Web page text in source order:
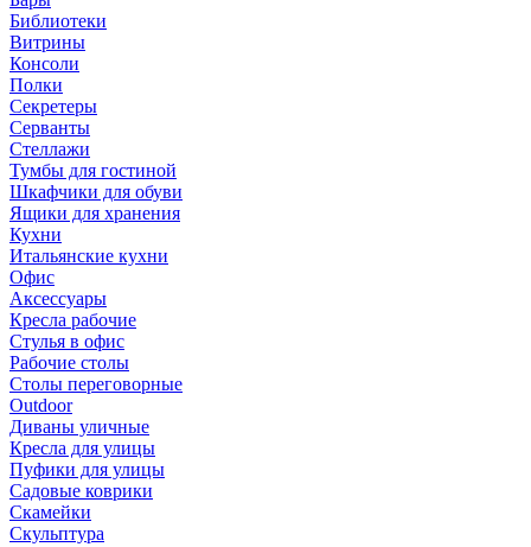
Библиотеки
Витрины
Консоли
Полки
Секретеры
Серванты
Стеллажи
Тумбы для гостиной
Шкафчики для обуви
Ящики для хранения
Кухни
Итальянские кухни
Офис
Аксессуары
Кресла рабочие
Стулья в офис
Рабочие столы
Столы переговорные
Outdoor
Диваны уличные
Кресла для улицы
Пуфики для улицы
Садовые коврики
Скамейки
Скульптура